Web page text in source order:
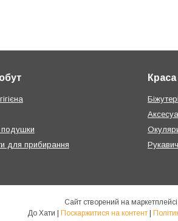
для прибирання
Сайт створений на маркетплейсі
Поскаржитися на контент